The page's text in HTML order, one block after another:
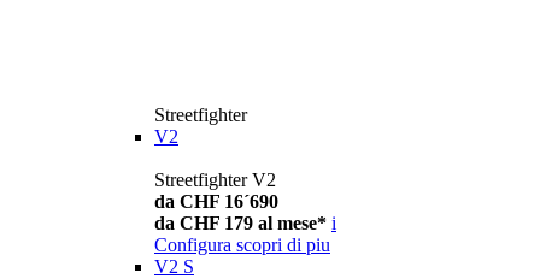
Streetfighter
V2
Streetfighter V2
da CHF 16´690
da CHF 179 al mese* i
Configura scopri di piu
V2 S